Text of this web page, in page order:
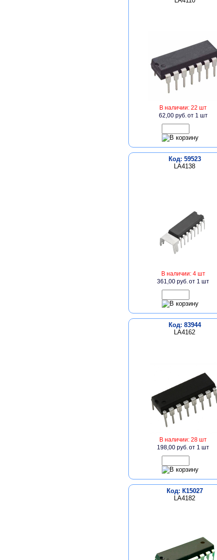
В наличии: 22 шт
62,00 руб.от 1 шт
Код: 59523
LA4138
В наличии: 4 шт
361,00 руб.от 1 шт
Код: 83944
LA4162
В наличии: 28 шт
198,00 руб.от 1 шт
Код: К15027
LA4182